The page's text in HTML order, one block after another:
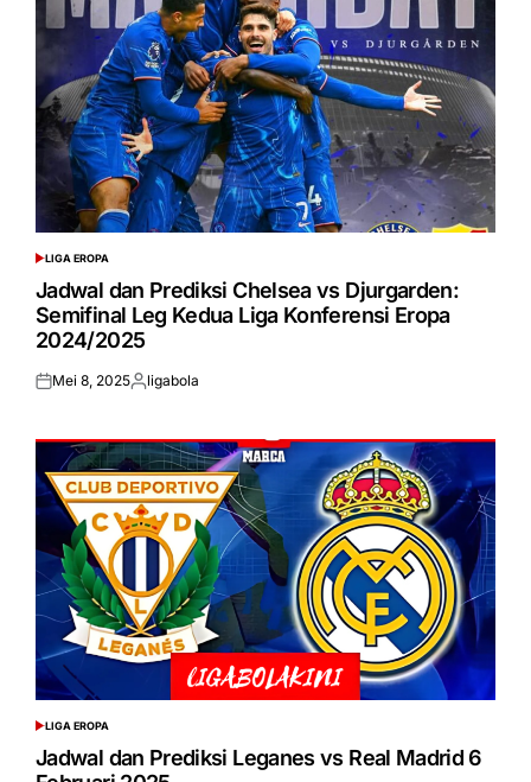
POSTED
IN
LIGA EROPA
Jadwal dan Prediksi Chelsea vs Djurgarden:
Semifinal Leg Kedua Liga Konferensi Eropa
2024/2025
PostedMei 8, 2025Posted
ligabola
POSTED
IN
LIGA EROPA
Jadwal dan Prediksi Leganes vs Real Madrid 6